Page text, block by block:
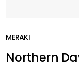
MERAKI
Northern